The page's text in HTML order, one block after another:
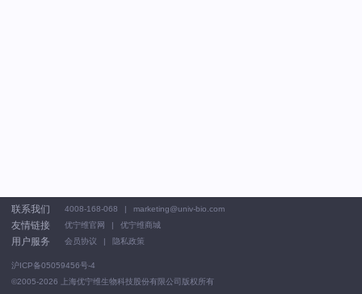
联系我们 4008-168-068 marketing@univ-bio.com
友情链接 优宁维官网 优宁维商城
用户服务 会员协议 隐私政策
沪ICP备05059456号-4
©2005-2026 上海优宁维生物科技股份有限公司版权所有